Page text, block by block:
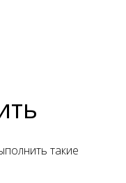
такие